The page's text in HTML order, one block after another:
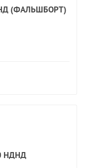
(ФАЛЬШБОРТ)
НДНД